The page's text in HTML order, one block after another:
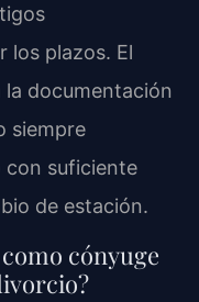
los plazos. El
documentación
siempre
con suficiente
de estación.
cónyuge